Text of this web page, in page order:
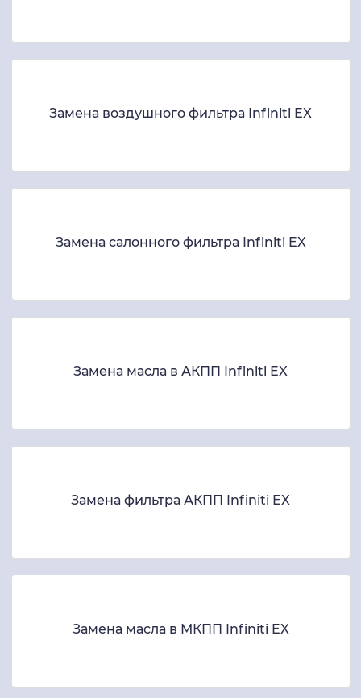
Замена воздушного фильтра Infiniti EX
Замена салонного фильтра Infiniti EX
Замена масла в АКПП Infiniti EX
Замена фильтра АКПП Infiniti EX
Замена масла в МКПП Infiniti EX